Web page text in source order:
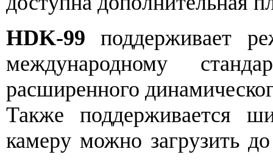
HDK-99 поддерживает
международному
расширенного
Также поддерживается
камеру можно загрузить